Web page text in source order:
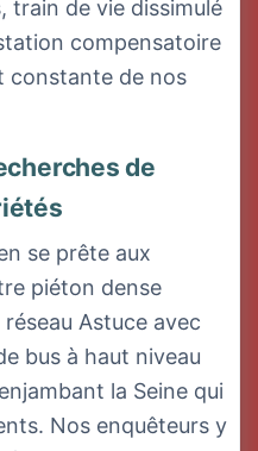
train de vie dissimulé
compensatoire
de nos
de
se prête aux
piéton dense
Astuce avec
bus à haut niveau
la Seine qui
Nos enquêteurs y